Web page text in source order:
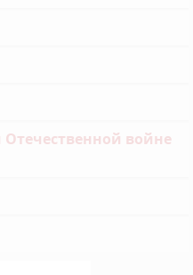
войне